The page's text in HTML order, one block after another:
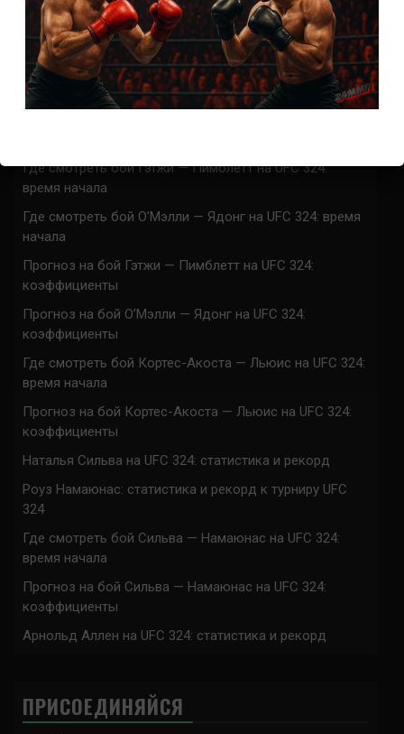
СВЕЖИЕ ЗАПИСИ
ACA 200 прямая трансляция
Марафон боев UFC 325 прямая трансляция
UFC 324 прямая трансляция
Где смотреть бой Гэтжи — Пимблетт на UFC 324:
время начала
Где смотреть бой О’Мэлли — Ядонг на UFC 324: время
начала
Прогноз на бой Гэтжи — Пимблетт на UFC 324:
коэффициенты
Прогноз на бой О’Мэлли — Ядонг на UFC 324:
коэффициенты
Где смотреть бой Кортес-Акоста — Льюис на UFC 324:
время начала
Прогноз на бой Кортес-Акоста — Льюис на UFC 324:
коэффициенты
Наталья Сильва на UFC 324: статистика и рекорд
Роуз Намаюнас: статистика и рекорд к турниру UFC
324
Где смотреть бой Сильва — Намаюнас на UFC 324:
время начала
Прогноз на бой Сильва — Намаюнас на UFC 324:
коэффициенты
Арнольд Аллен на UFC 324: статистика и рекорд
ПРИСОЕДИНЯЙСЯ